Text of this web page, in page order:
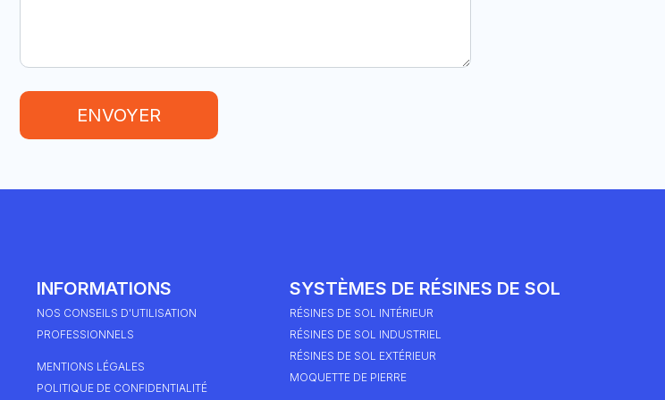
ENVOYER
INFORMATIONS
NOS CONSEILS D'UTILISATION
PROFESSIONNELS
MENTIONS LÉGALES
POLITIQUE DE CONFIDENTIALITÉ
SYSTÈMES DE RÉSINES DE SOL
RÉSINES DE SOL INTÉRIEUR
RÉSINES DE SOL INDUSTRIEL
RÉSINES DE SOL EXTÉRIEUR
MOQUETTE DE PIERRE